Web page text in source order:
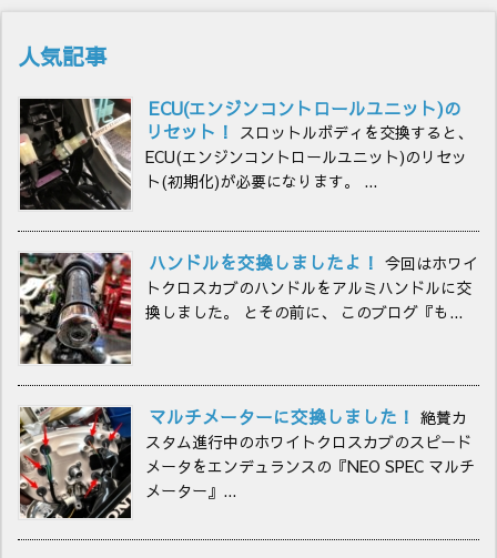
人気記事
ECU(エンジンコントロールユニット)の
リセット！ スロットルボディを交換すると、
ECU(エンジンコントロールユニット)のリセッ
ト(初期化)が必要になります。 ...
ハンドルを交換しましたよ！ 今回はホワイ
トクロスカブのハンドルをアルミハンドルに交
換しました。 とその前に、 このブログ『も...
マルチメーターに交換しました！ 絶賛カ
スタム進行中のホワイトクロスカブのスピード
メータをエンデュランスの『NEO SPEC マルチ
メーター』...